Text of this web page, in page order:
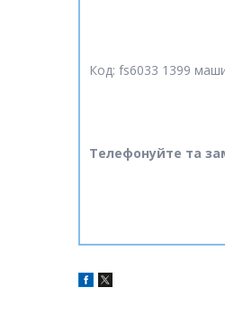
Код: fs6033 1399
Телефонуйте та